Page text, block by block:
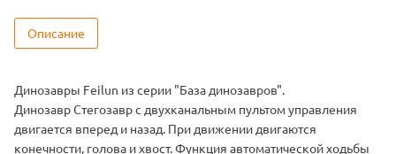
Описание
Динозавры Feilun из серии "База динозавров".
Динозавр Стегозавр с двухканальным пультом управления
двигается вперед и назад. При движении двигаются
конечности, голова и хвост. Функция автоматической ходьбы